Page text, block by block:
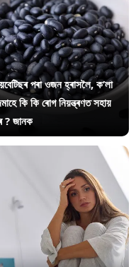
পৰা ওজন হ্ৰাসলৈ, ক’লা
কি কি ৰোগ নিয়ন্ত্ৰণত সহায়
? জানক